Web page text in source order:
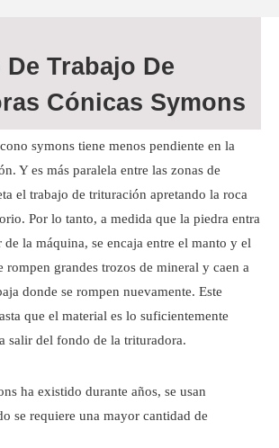
Trabajo De
Cónicas Symons
symons tiene menos pendiente en la
Y es más paralela entre las zonas de
el trabajo de trituración apretando la roca
Por lo tanto, a medida que la piedra entra
de la máquina, se encaja entre el manto y el
rompen grandes trozos de mineral y caen a
donde se rompen nuevamente. Este
que el material es lo suficientemente
salir del fondo de la trituradora.
ha existido durante años, se usan
se requiere una mayor cantidad de